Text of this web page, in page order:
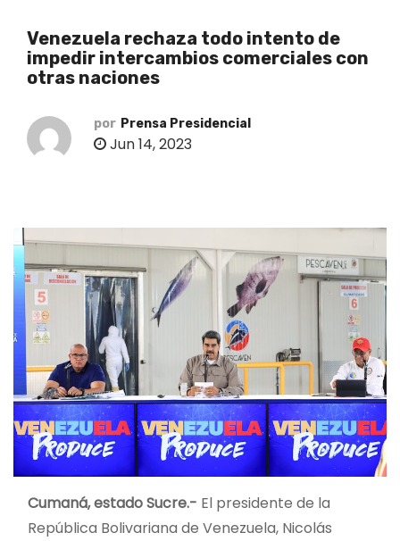
Venezuela rechaza todo intento de
impedir intercambios comerciales con
otras naciones
por Prensa Presidencial
Jun 14, 2023
Cumaná, estado Sucre.- El presidente de la
República Bolivariana de Venezuela, Nicolás